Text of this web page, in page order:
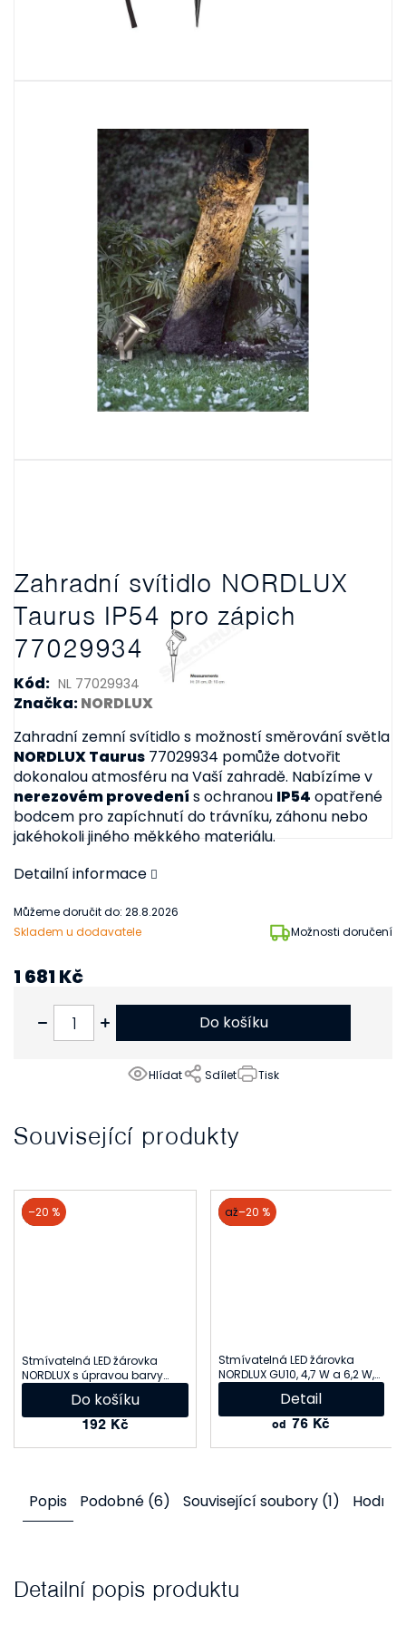
Zahradní svítidlo NORDLUX
Taurus IP54 pro zápich
77029934
Kód: NL 77029934
Značka:NORDLUX
Skladem u dodavatele Možnosti doručení
Můžeme doručit do: 28.8.2026
Zahradní zemní svítidlo s možností směrování světla
NORDLUX Taurus 77029934 pomůže dotvořit
dokonalou atmosféru na Vaší zahradě. Nabízíme v
nerezovém provedení s ochranou IP54 opatřené
bodcem pro zapíchnutí do trávníku, záhonu nebo
jakéhokoli jiného měkkého materiálu.
Detailní informace
Tisk
Hlídat Sdílet
1 681 Kč
Do košíku
Související produkty
akce
–20 %
Stmívatelná LED žárovka
NORDLUX s úpravou barvy
světla Smart GU10
2070031000
192 Kč
Do košíku
akce
až–20 %
Stmívatelná LED žárovka
NORDLUX GU10, 4,7 W a 6,2 W,
2700 K
od 76 Kč
Detail
Popis Podobné (6) Související soubory (1)
Detailní popis produktu